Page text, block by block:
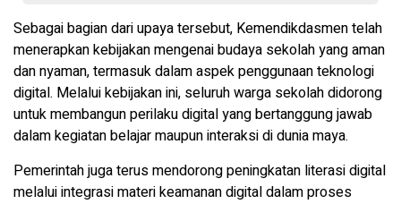
Sebagai bagian dari upaya tersebut, Kemendikdasmen telah
menerapkan kebijakan mengenai budaya sekolah yang aman
dan nyaman, termasuk dalam aspek penggunaan teknologi
digital. Melalui kebijakan ini, seluruh warga sekolah didorong
untuk membangun perilaku digital yang bertanggung jawab
dalam kegiatan belajar maupun interaksi di dunia maya.
Pemerintah juga terus mendorong peningkatan literasi digital
melalui integrasi materi keamanan digital dalam proses